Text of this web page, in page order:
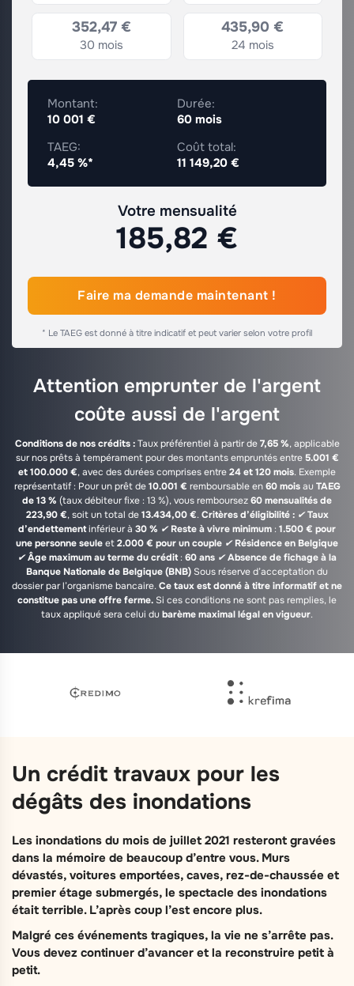
352,47 €
30 mois
435,90 €
24 mois
Montant:
10 001 €
Durée:
60 mois
TAEG:
4,45 %*
Coût total:
11 149,20 €
Votre mensualité
185,82 €
Faire ma demande maintenant !
* Le TAEG est donné à titre indicatif et peut varier selon votre profil
Attention emprunter de l'argent
coûte aussi de l'argent
Conditions de nos crédits :Taux préférentiel à partir de7,65 %, applicable
sur nos prêts à tempérament pour des montants empruntés entre 5.001 €
et 100.000 €, avec des durées comprises entre24 et 120 mois. Exemple
représentatif : Pour un prêt de10.001 € remboursable en60 moisau TAEG
de 13 % (taux débiteur fixe : 13 %), vous remboursez60 mensualités de
223,90 €, soit un total de13.434,00 €. Critères d’éligibilité : ✔Taux
d’endettementinférieur à 30 % ✔Reste à vivre minimum : 1.500 € pour
une personne seuleet2.000 € pour un couple ✔Résidence en Belgique
✔Âge maximum au terme du crédit: 60 ans ✔Absence de fichage à la
Banque Nationale de Belgique (BNB) Sous réserve d’acceptation du
dossier par l’organisme bancaire.Ce taux est donné à titre informatif et ne
constitue pas une offre ferme. Si ces conditions ne sont pas remplies, le
taux appliqué sera celui du barème maximal légal en vigueur.
Un crédit travaux pour les
dégâts des inondations
Les inondations du mois de juillet 2021 resteront gravées
dans la mémoire de beaucoup d’entre vous. Murs
dévastés, voitures emportées, caves, rez-de-chaussée et
premier étage submergés, le spectacle des inondations
était terrible. L’après coup l’est encore plus.
Malgré ces événements tragiques, la vie ne s’arrête pas.
Vous devez continuer d’avancer et la reconstruire petit à
petit.